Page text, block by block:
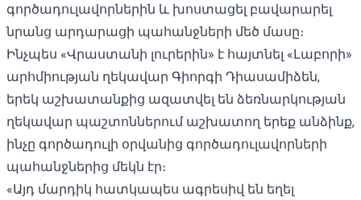
գործադուլավորներին և խոստացել բավարարել
նրանց արդարացի պահանջների մեծ մասը։
Ինչպես «Վրաստանի լուրերին» է հայտնել «Լաբորի»
արհմիության ղեկավար Գիորգի Դիասամիձեն,
երեկ աշխատանքից ազատվել են ձեռնարկության
ղեկավար պաշտոններում աշխատող երեք անձինք,
ինչը գործադուլի օրվանից գործադուլավորների
պահանջներից մեկն էր։
«Այդ մարդիկ հատկապես ագրեսիվ են եղել